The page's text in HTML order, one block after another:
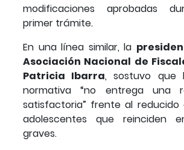
modificaciones aprobadas
primer trámite.
En una línea similar, la
Asociación Nacional de
Patricia Ibarra, sostuvo que
normativa “no entrega una
satisfactoria” frente al reducido
adolescentes que reinciden
graves.